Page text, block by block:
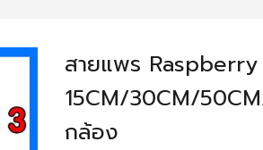
สายแพร
15CM/30CM/
กล้อง